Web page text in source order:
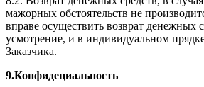
мажорных обстоятельств не
вправе осуществить возврат денежных
усмотрение, и в индивидуальном
Заказчика.
9.Конфидециальность